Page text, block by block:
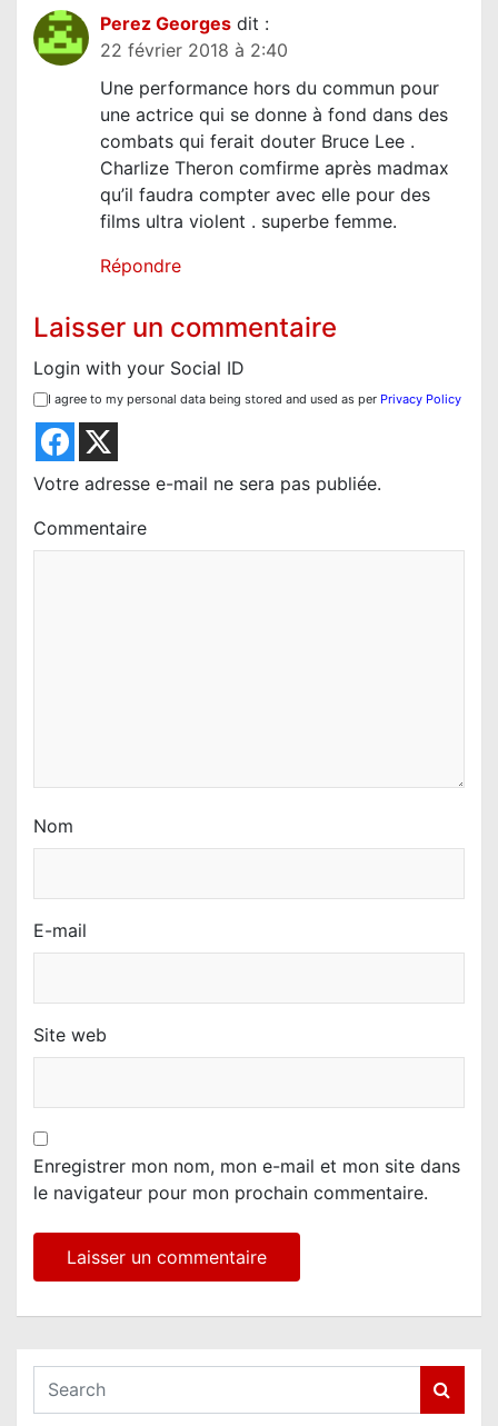
Perez Georges dit :
22 février 2018 à 2:40
Une performance hors du commun pour
une actrice qui se donne à fond dans des
combats qui ferait douter Bruce Lee .
Charlize Theron comfirme après madmax
qu’il faudra compter avec elle pour des
films ultra violent . superbe femme.
Répondre
Laisser un commentaire
Login with your Social ID
I agree to my personal data being stored and used as per Privacy Policy
Votre adresse e-mail ne sera pas publiée.
Commentaire
Nom
E-mail
Site web
Enregistrer mon nom, mon e-mail et mon site dans
le navigateur pour mon prochain commentaire.